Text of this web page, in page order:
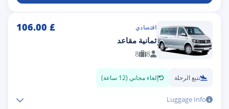
اقتصادي £
106.00
ثمانية مقاعد
8
8
تتبع الرحلة إلغاء مجاني (12 ساعة)
Luggage Info